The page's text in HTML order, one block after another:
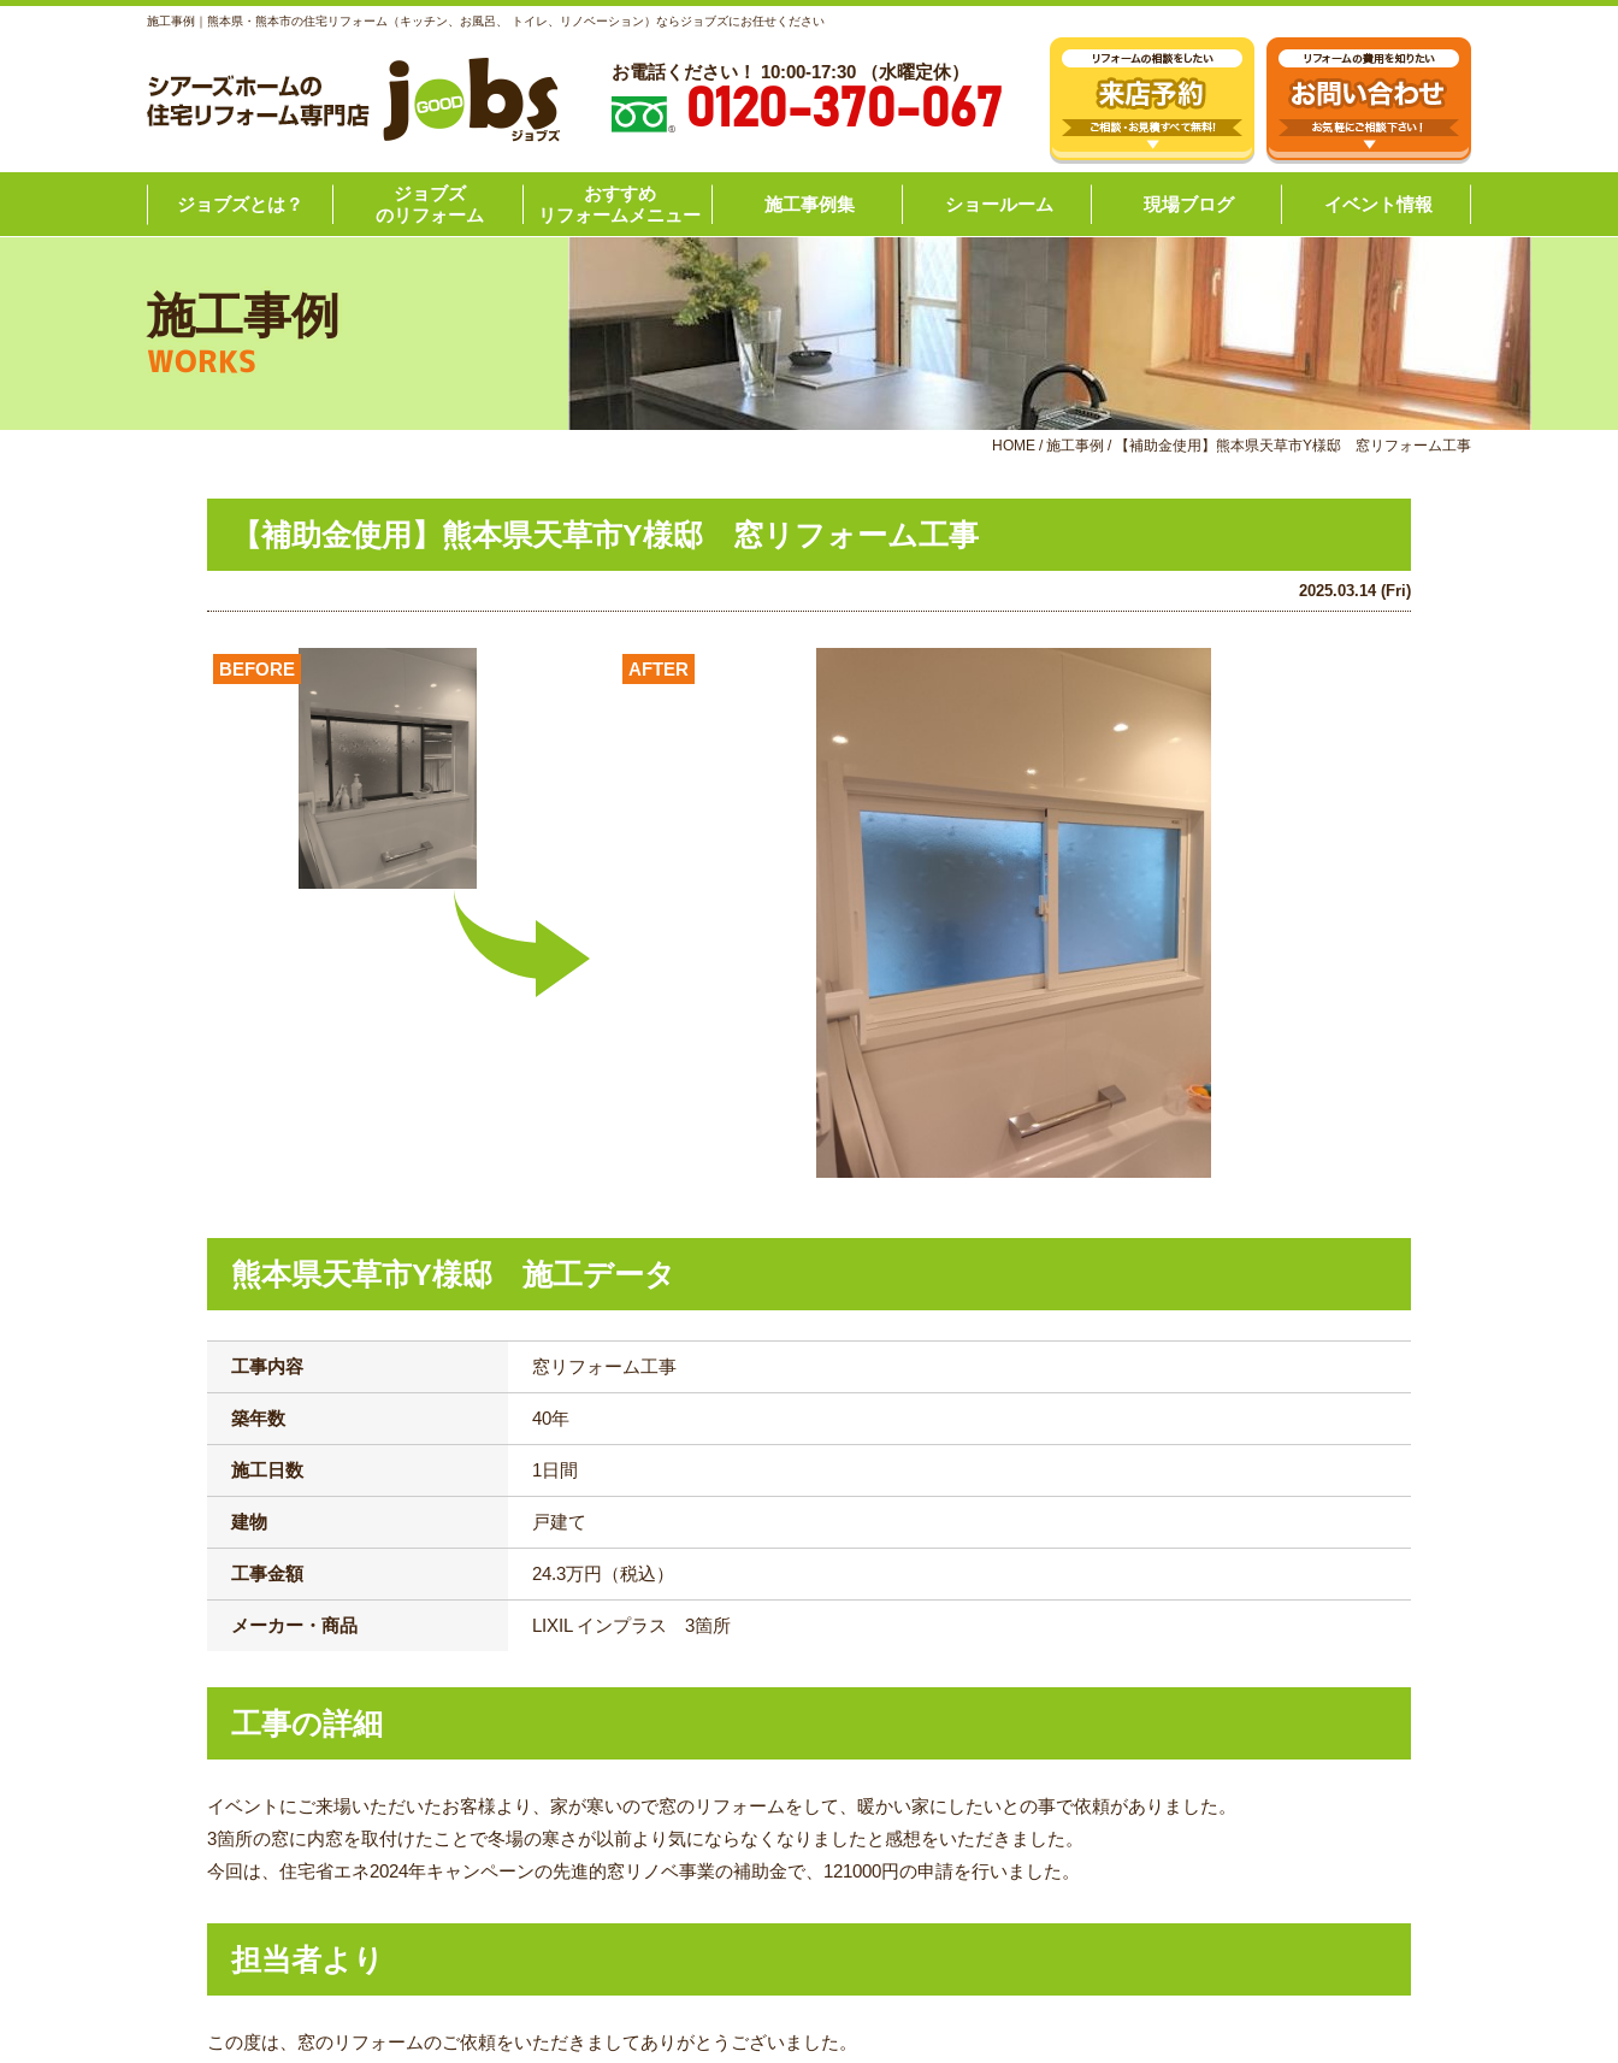
施工事例｜熊本県・熊本市の住宅リフォーム（キッチン、お風呂、 トイレ、リノベーション）ならジョブズにお任せください
お電話ください！ 10:00-17:30 （水曜定休）
0120-370-067
ジョブズとは？
ジョブズ
のリフォーム
おすすめ
リフォームメニュー
施工事例集 ショールーム 現場ブログ イベント情報
施工事例
WORKS
HOME /施工事例 / 【補助金使用】熊本県天草市Y様邸 窓リフォーム工事
【補助金使用】熊本県天草市Y様邸 窓リフォーム工事
2025.03.14 (Fri)
AFTER
BEFORE
熊本県天草市Y様邸 施工データ
工事内容 窓リフォーム工事
築年数 40年
施工日数 1日間
建物 戸建て
工事金額 24.3万円（税込）
メーカー・商品 LIXIL インプラス 3箇所
工事の詳細
イベントにご来場いただいたお客様より、家が寒いので窓のリフォームをして、暖かい家にしたいとの事で依頼がありました。
3箇所の窓に内窓を取付けたことで冬場の寒さが以前より気にならなくなりましたと感想をいただきました。
今回は、住宅省エネ2024年キャンペーンの先進的窓リノベ事業の補助金で、121000円の申請を行いました。
担当者より
この度は、窓のリフォームのご依頼をいただきましてありがとうございました。